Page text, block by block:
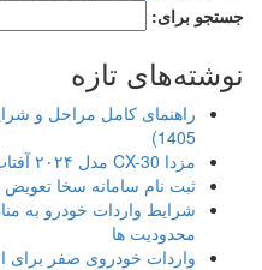
جستجو برای:
نوشته‌های تازه
1405)
مزدا CX-30 مدل ۲۰۲۴ آفتاب خودرو؛ بررسی و مشخصات فنی
ثبت نام سامانه سخا تعویض
شرایط واردات خودرو به
محدودیت ها
واردات خودروی صفر برای